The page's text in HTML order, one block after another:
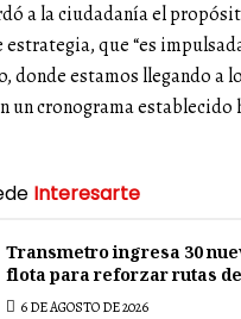
a la ciudadanía el
que “es
donde estamos llegando a
un cronograma establecido
Interesarte
Transmetro ingresa 30
flota para reforzar rutas
6 DE AGOSTO DE 2026